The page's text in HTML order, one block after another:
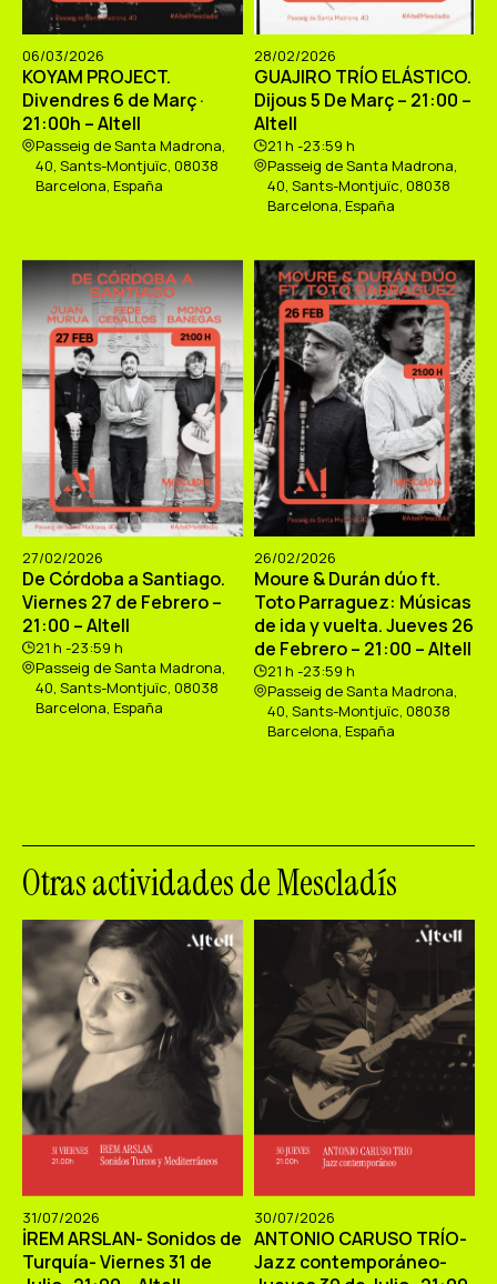
06/03/2026
KOYAM PROJECT.
Divendres 6 de Març ·
21:00h – Altell
Passeig de Santa Madrona,
40, Sants-Montjuïc, 08038
Barcelona, España
28/02/2026
GUAJIRO TRÍO ELÁSTICO.
Dijous 5 De Març – 21:00 –
Altell
21 h -23:59 h
Passeig de Santa Madrona,
40, Sants-Montjuïc, 08038
Barcelona, España
27/02/2026
De Córdoba a Santiago.
Viernes 27 de Febrero –
21:00 – Altell
21 h -23:59 h
Passeig de Santa Madrona,
40, Sants-Montjuïc, 08038
Barcelona, España
26/02/2026
Moure & Durán dúo ft.
Toto Parraguez: Músicas
de ida y vuelta. Jueves 26
de Febrero – 21:00 – Altell
21 h -23:59 h
Passeig de Santa Madrona,
40, Sants-Montjuïc, 08038
Barcelona, España
Otras actividades de Mescladís
31/07/2026
İREM ARSLAN- Sonidos de
Turquía- Viernes 31 de
30/07/2026
ANTONIO CARUSO TRÍO-
Jazz contemporáneo-